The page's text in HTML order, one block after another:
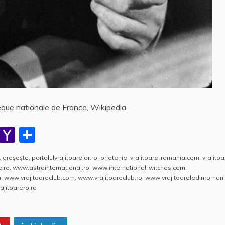
nationale de France, Wikipedia.
Y
a
h
o
M
a
rt
aj
a
, greşește, portalulvrajitoarelor.ro, prietenie, vrajitoare-romania.com,
, www.astrointernational.ro, www.international-witches.com,
, www.vrajitoareclub.com, www.vrajitoareclub.ro,